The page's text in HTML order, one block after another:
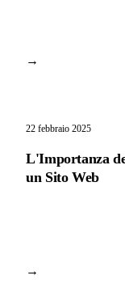
→
22 febbraio 2025
L'Importanza
un Sito Web
→